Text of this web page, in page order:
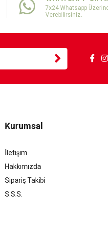
7x24 Whatsapp
Verebilirsiniz.
Kurumsal
İletişim
Hakkımızda
Sipariş Takibi
S.S.S.